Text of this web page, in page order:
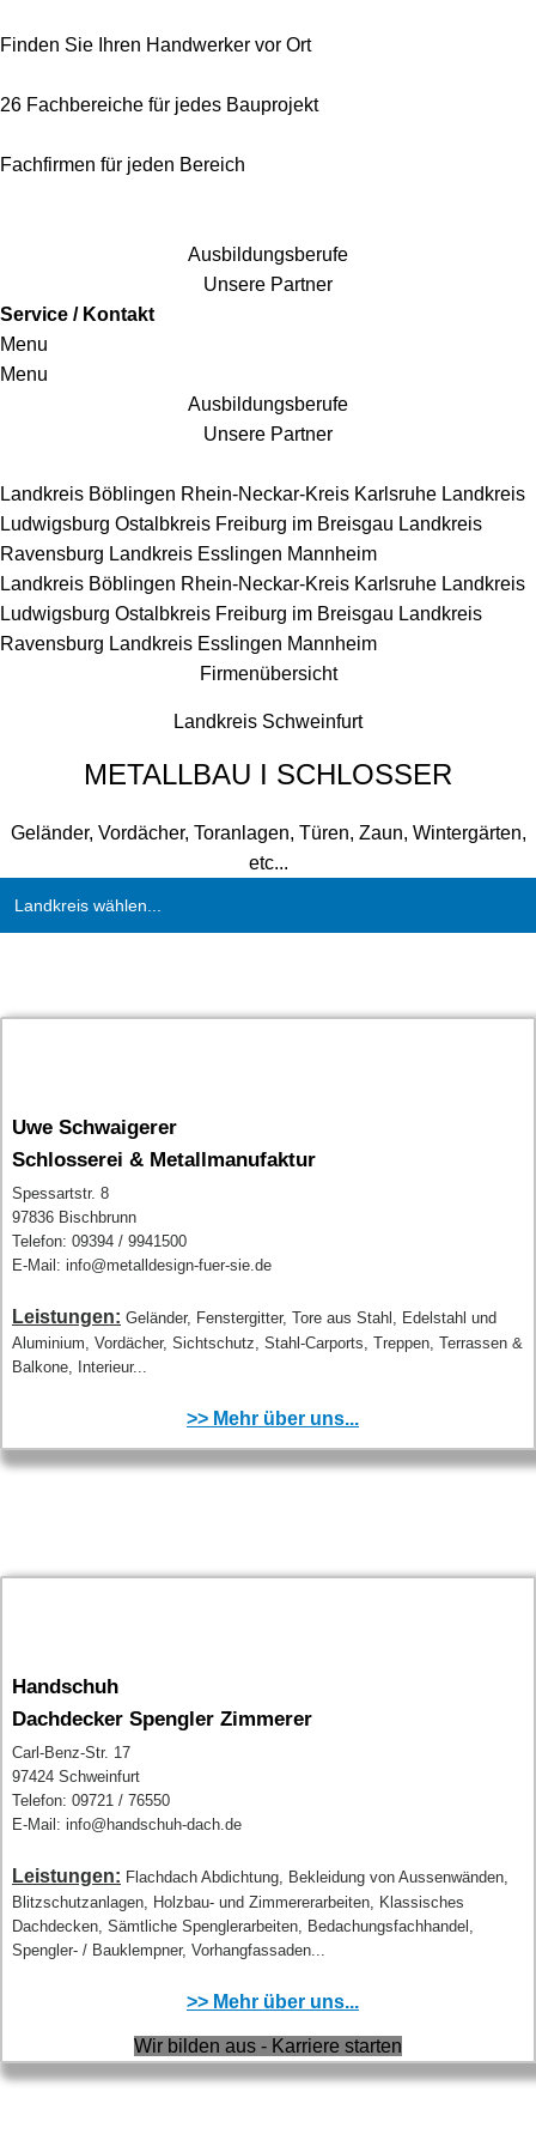
Finden Sie Ihren Handwerker vor Ort
26 Fachbereiche für jedes Bauprojekt
Fachfirmen für jeden Bereich
Ausbildungsberufe
Unsere Partner
Service / Kontakt
Menu
Menu
Ausbildungsberufe
Unsere Partner
Landkreis Böblingen Rhein-Neckar-Kreis Karlsruhe Landkreis
Ludwigsburg Ostalbkreis Freiburg im Breisgau Landkreis
Ravensburg Landkreis Esslingen Mannheim
Landkreis Böblingen Rhein-Neckar-Kreis Karlsruhe Landkreis
Ludwigsburg Ostalbkreis Freiburg im Breisgau Landkreis
Ravensburg Landkreis Esslingen Mannheim
Firmenübersicht
Landkreis Schweinfurt
METALLBAU I SCHLOSSER
Geländer, Vordächer, Toranlagen, Türen, Zaun, Wintergärten,
etc...
Landkreis wählen...
Uwe Schwaigerer
Schlosserei & Metallmanufaktur
Spessartstr. 8
97836 Bischbrunn
Telefon: 09394 / 9941500
E-Mail: info@metalldesign-fuer-sie.de
Leistungen: Geländer, Fenstergitter, Tore aus Stahl, Edelstahl und
Aluminium, Vordächer, Sichtschutz, Stahl-Carports, Treppen, Terrassen &
Balkone, Interieur...
>> Mehr über uns...
Handschuh
Dachdecker Spengler Zimmerer
Carl-Benz-Str. 17
97424 Schweinfurt
Telefon: 09721 / 76550
E-Mail: info@handschuh-dach.de
Leistungen: Flachdach Abdichtung, Bekleidung von Aussenwänden,
Blitzschutzanlagen, Holzbau- und Zimmererarbeiten, Klassisches
Dachdecken, Sämtliche Spenglerarbeiten, Bedachungsfachhandel,
Spengler- / Bauklempner, Vorhangfassaden...
>> Mehr über uns...
Wir bilden aus - Karriere starten